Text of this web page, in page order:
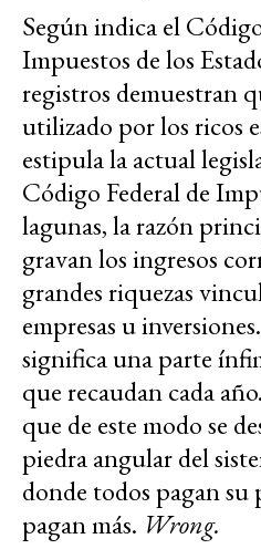
Según indica el
Impuestos de los
registros demuestran
utilizado por los ricos
estipula la actual
Código Federal de
lagunas, la razón
gravan los ingresos
grandes riquezas
empresas u
significa una parte
que recaudan cada
que de este modo se
piedra angular del
donde todos pagan su
pagan más. Wrong.